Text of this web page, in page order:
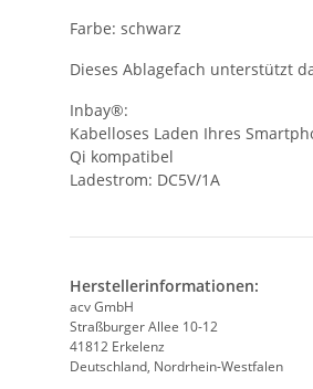
Farbe: schwarz
Dieses Ablagefach unterstützt
Inbay®:
Kabelloses Laden Ihres
Qi kompatibel
Ladestrom: DC5V/1A
Herstellerinformationen:
acv GmbH
Straßburger Allee 10-12
41812 Erkelenz
Deutschland, Nordrhein-Westfalen